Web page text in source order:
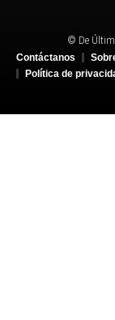
© De
Contáctanos
Política de